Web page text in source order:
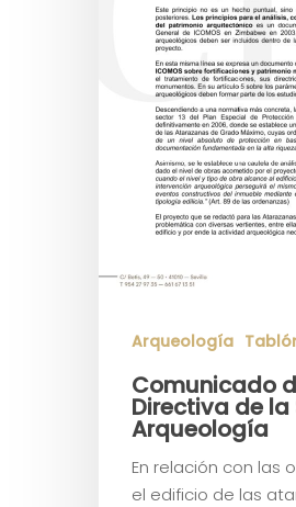
Arqueología
Comunicado
Directiva de la
Arqueología
En relación con las
el edificio de las